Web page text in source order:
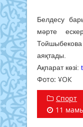
Белдесу
мәрте
аяқтады.
Ақпарат көзі:
Фото: ҰОК
Спорт
11